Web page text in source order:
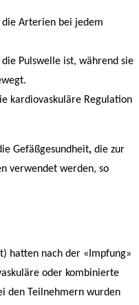
Arterien bei jedem
Pulswelle ist, während sie
kardiovaskuläre Regulation
Gefäßgesundheit, die zur
verwendet werden, so
hatten nach der «Impfung»
oder kombinierte
den Teilnehmern wurden